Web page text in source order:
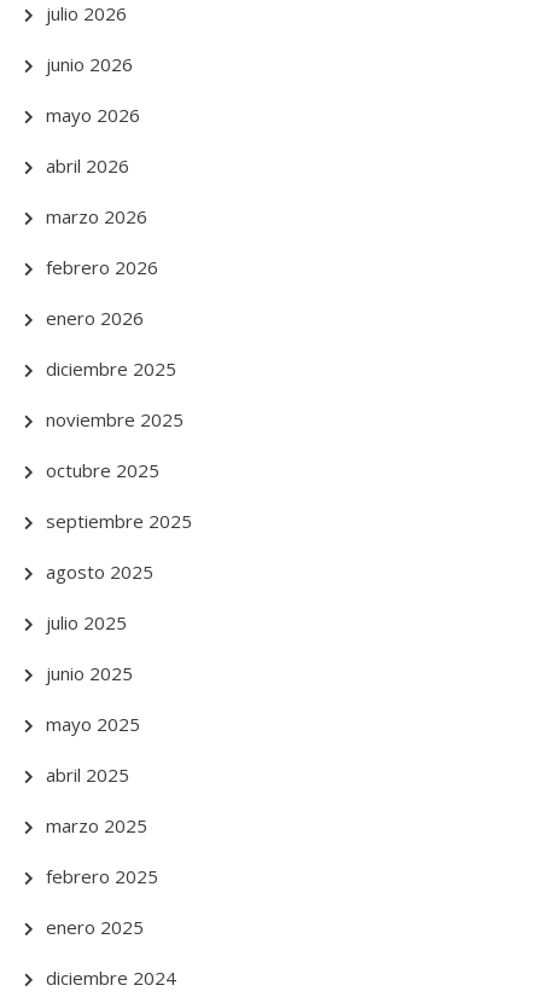
julio 2026
junio 2026
mayo 2026
abril 2026
marzo 2026
febrero 2026
enero 2026
diciembre 2025
noviembre 2025
octubre 2025
septiembre 2025
agosto 2025
julio 2025
junio 2025
mayo 2025
abril 2025
marzo 2025
febrero 2025
enero 2025
diciembre 2024